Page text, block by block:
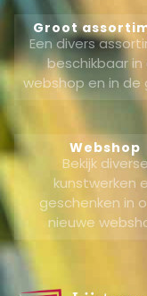
Groot
Een divers
beschikbaar in
webshop en in de
Webshop
Bekijk diverse
kunstwerken
geschenken in
nieuwe